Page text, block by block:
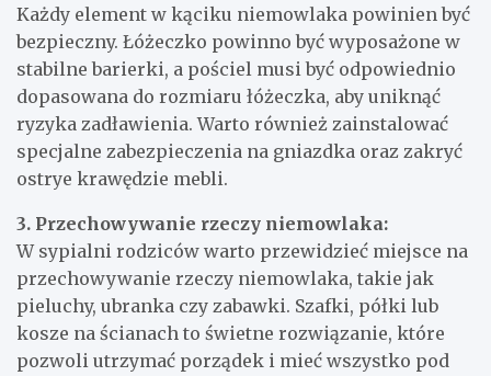
Każdy element w kąciku niemowlaka powinien być
bezpieczny. Łóżeczko powinno być wyposażone w
stabilne barierki, a pościel musi być odpowiednio
dopasowana do rozmiaru łóżeczka, aby uniknąć
ryzyka zadławienia. Warto również zainstalować
specjalne zabezpieczenia na gniazdka oraz zakryć
ostrye krawędzie mebli.
3. Przechowywanie rzeczy niemowlaka:
W sypialni rodziców warto przewidzieć miejsce na
przechowywanie rzeczy niemowlaka, takie jak
pieluchy, ubranka czy zabawki. Szafki, półki lub
kosze na ścianach to świetne rozwiązanie, które
pozwoli utrzymać porządek i mieć wszystko pod